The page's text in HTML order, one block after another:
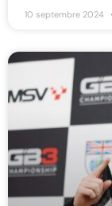
10 septembre 2024